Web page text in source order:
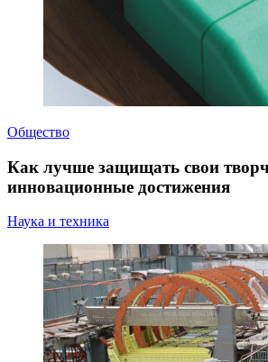
Общество
Как лучше защищать свои
инновационные достижения
Наука и техника